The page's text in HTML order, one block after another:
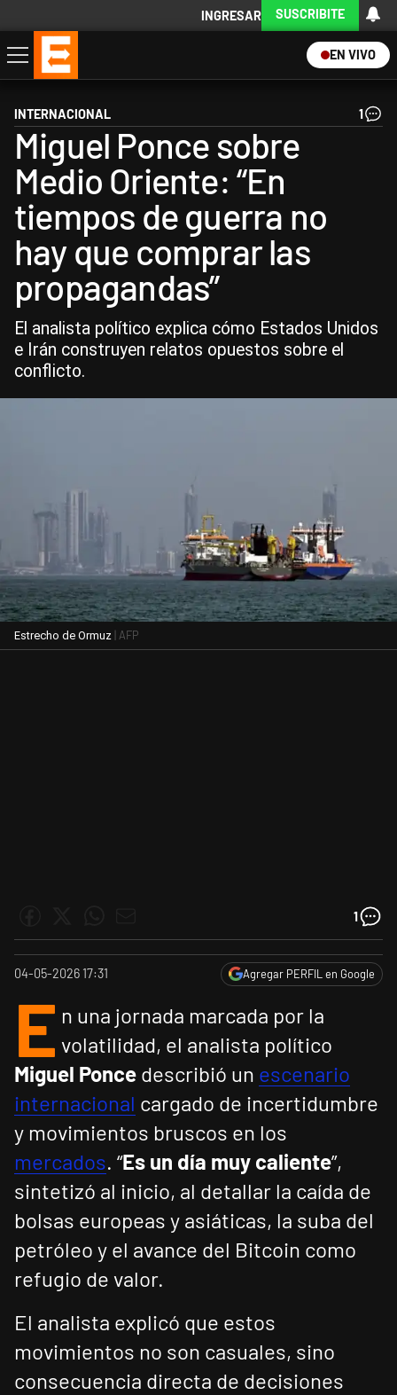
INGRESAR SUSCRIBITE
EN VIVO
Economía
Política
Internacional
Actualidad
Descargá la App
INTERNACIONAL 1
Miguel Ponce sobre
Medio Oriente: “En
tiempos de guerra no
hay que comprar las
propagandas”
El analista político explica cómo Estados Unidos
e Irán construyen relatos opuestos sobre el
conflicto.
Estrecho de Ormuz | AFP
1
04-05-2026 17:31 Agregar PERFIL en Google
E n una jornada marcada por la
volatilidad, el analista político
Miguel Ponce describió un escenario
internacional cargado de incertidumbre
y movimientos bruscos en los
mercados. “Es un día muy caliente”,
sintetizó al inicio, al detallar la caída de
bolsas europeas y asiáticas, la suba del
petróleo y el avance del Bitcoin como
refugio de valor.
El analista explicó que estos
movimientos no son casuales, sino
consecuencia directa de decisiones